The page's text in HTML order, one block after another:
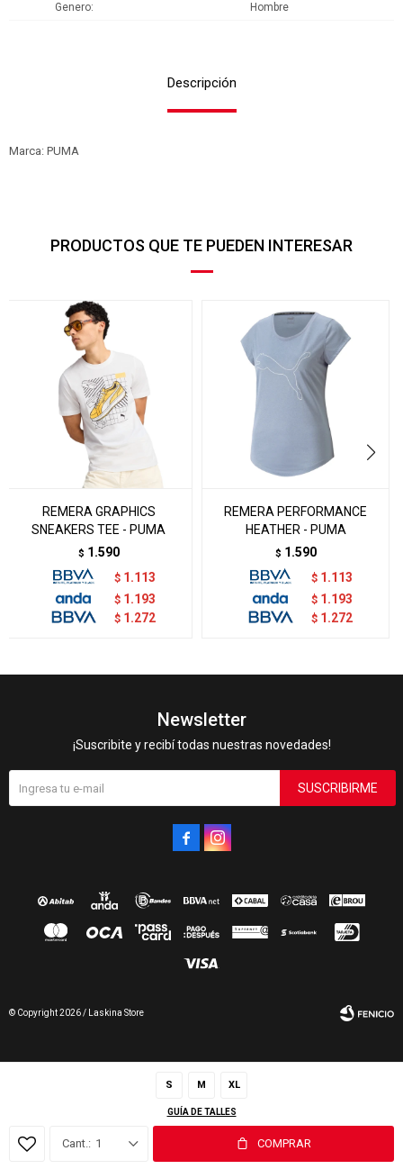
S M XL
GUÍA DE TALLES
1 COMPRAR
Genero Hombre
Descripción
Marca: PUMA
PRODUCTOS QUE TE PUEDEN INTERESAR
REMERA GRAPHICS
SNEAKERS TEE - PUMA
$ 1.590
$ 1.113
$ 1.193
$ 1.272
REMERA PERFORMANCE
HEATHER - PUMA
$ 1.590
$ 1.113
$ 1.193
$ 1.272
Newsletter
¡Suscribite y recibí todas nuestras novedades!
SUSCRIBIRME
 
© Copyright 2026 / Laskina Store